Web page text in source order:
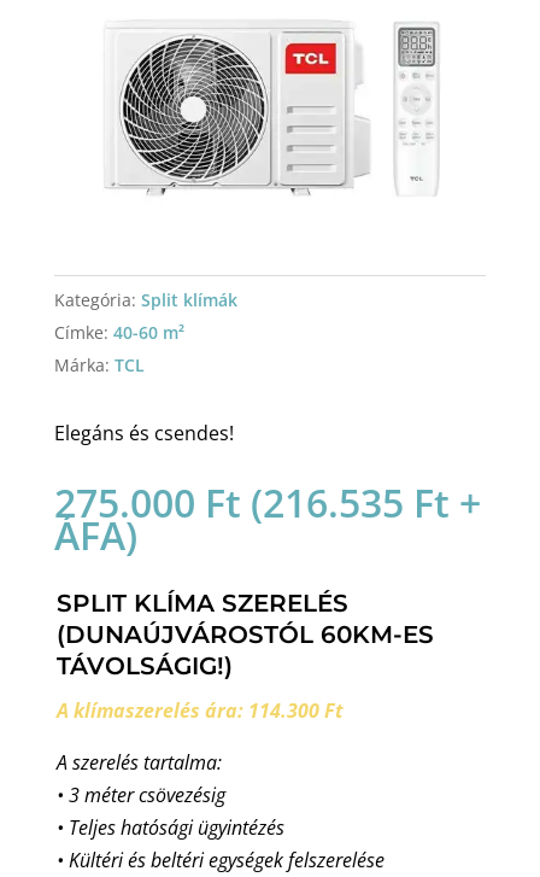
Kategória: Split klímák
Címke: 40-60 m²
Márka: TCL
Elegáns és csendes!
275.000 Ft (216.535 Ft +
ÁFA)
SPLIT KLÍMA SZERELÉS
(DUNAÚJVÁROSTÓL 60KM-ES
TÁVOLSÁGIG!)
A klímaszerelés ára: 114.300 Ft
A szerelés tartalma:
• 3 méter csövezésig
• Teljes hatósági ügyintézés
• Kültéri és beltéri egységek felszerelése